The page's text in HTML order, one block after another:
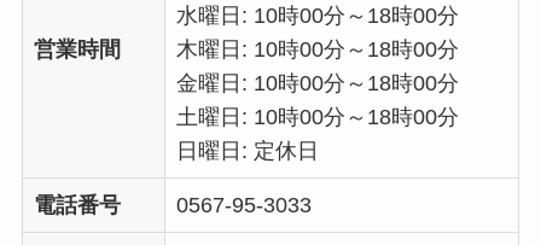
営業時間
水曜日: 10時00分～18時00分
木曜日: 10時00分～18時00分
金曜日: 10時00分～18時00分
土曜日: 10時00分～18時00分
日曜日: 定休日
電話番号 0567-95-3033